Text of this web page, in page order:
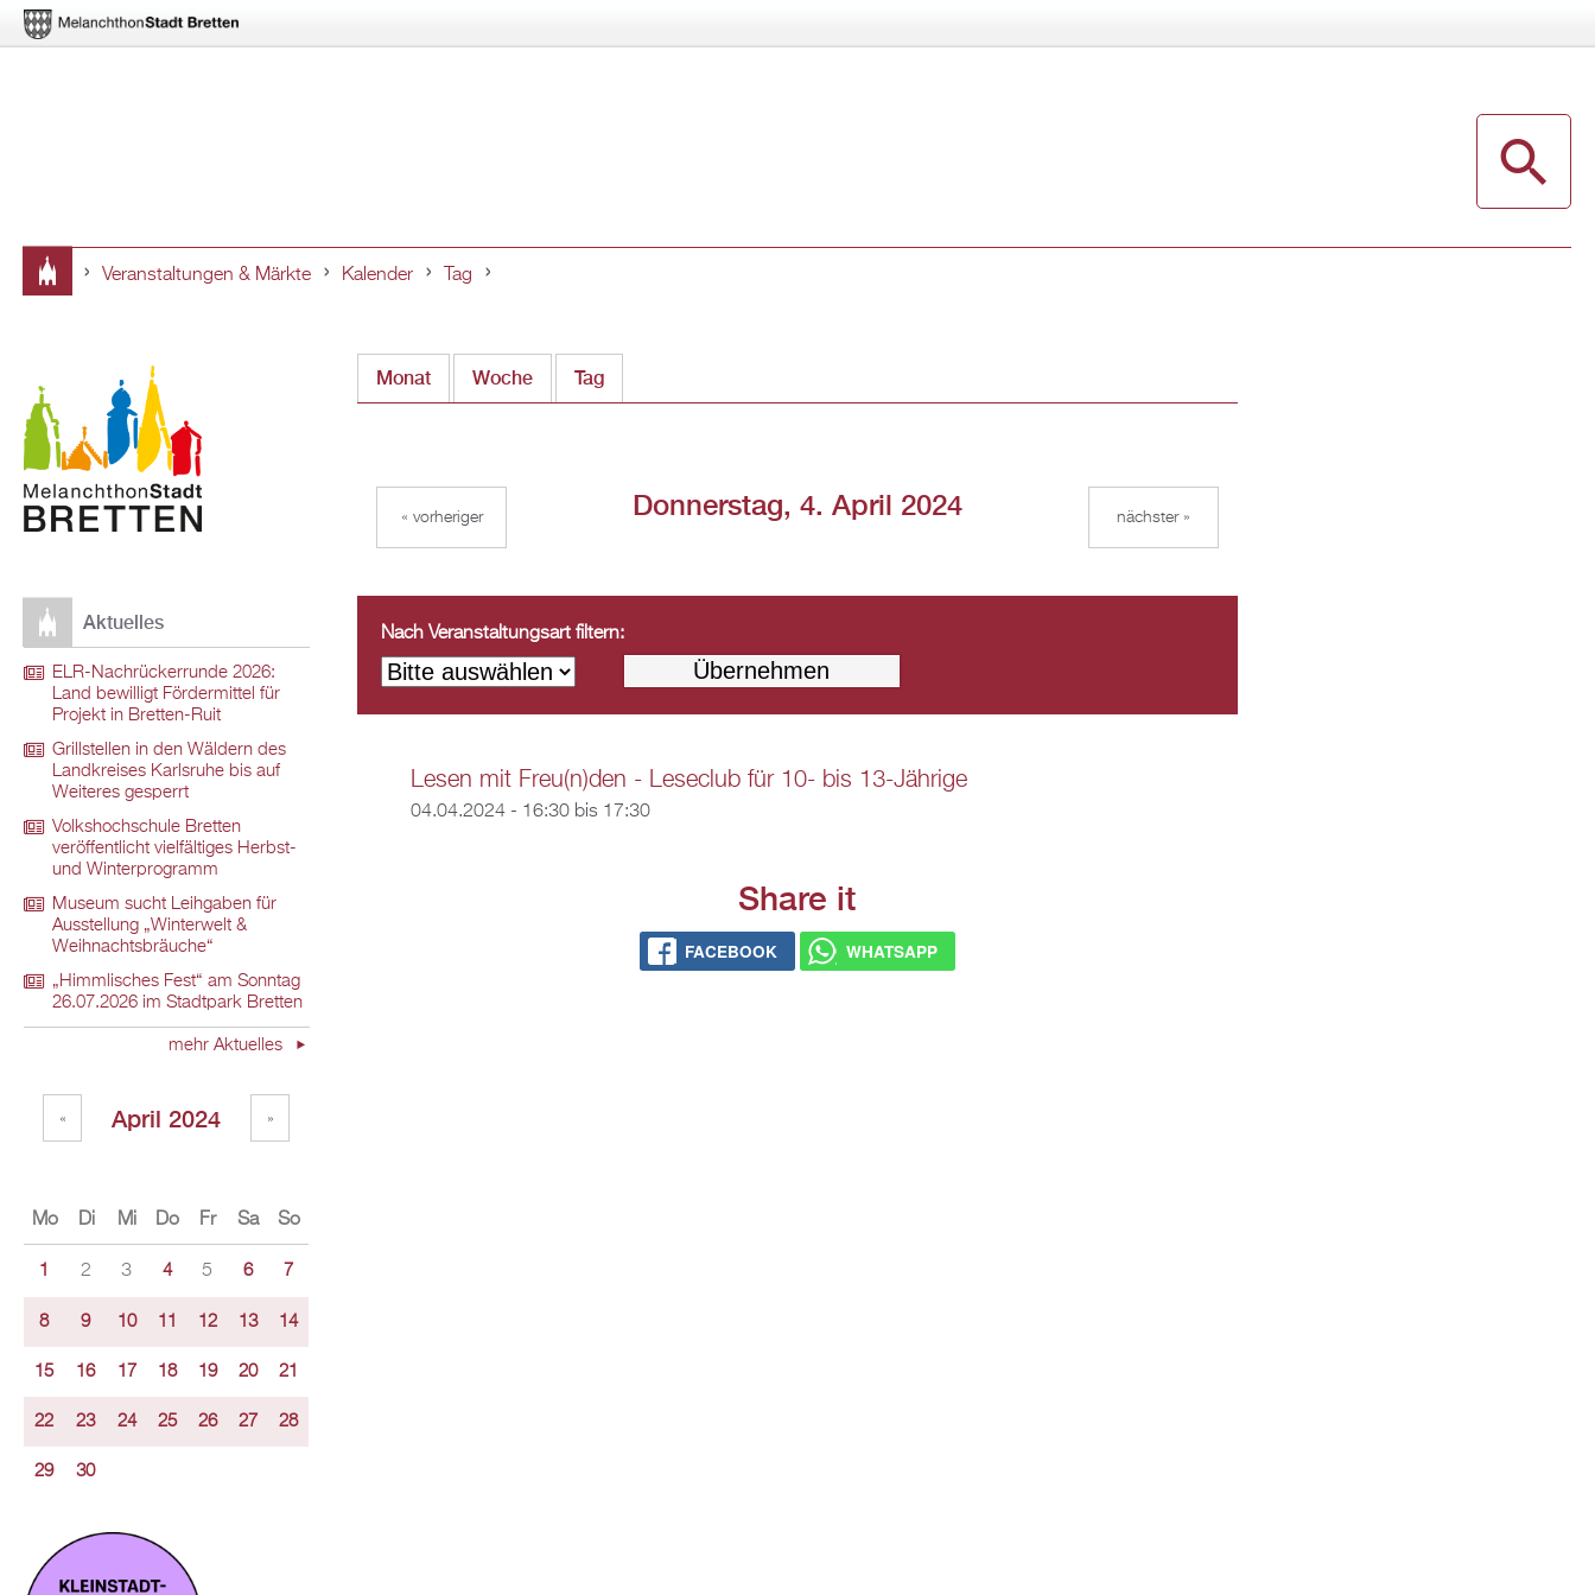
hier
Veranstaltungen & Märkte Kalender Tag
Monat Woche Tag(aktiver Reiter)
Donnerstag, 4. April 2024
« vorheriger nächster »
Nach Veranstaltungsart filtern:
Lesen mit Freu(n)den - Leseclub für 10- bis 13-Jährige
04.04.2024 - 16:30bis 17:30
Share it
FACEBOOK WHATSAPP
Aktuelles
ELR-Nachrückerrunde 2026:
Land bewilligt Fördermittel für
Projekt in Bretten-Ruit
Grillstellen in den Wäldern des
Landkreises Karlsruhe bis auf
Weiteres gesperrt
Volkshochschule Bretten
veröffentlicht vielfältiges Herbst-
und Winterprogramm
Museum sucht Leihgaben für
Ausstellung „Winterwelt &
Weihnachtsbräuche“
„Himmlisches Fest“ am Sonntag
26.07.2026 im Stadtpark Bretten
mehr Aktuelles
April 2024
« »
Mo Di Mi Do Fr Sa So
1 2 3 4 5 6 7
8 9 10 11 12 13 14
15 16 17 18 19 20 21
22 23 24 25 26 27 28
29 30